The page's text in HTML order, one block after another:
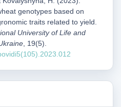
genotypes based on
traits related to yield.
University of Life and
, 19(5).